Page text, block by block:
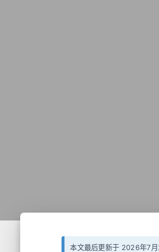
本文最后更新于 2026年7